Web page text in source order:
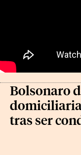
Bolsonaro
tras ser